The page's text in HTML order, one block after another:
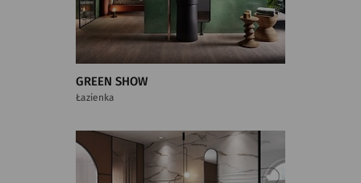
GREEN SHOW
Łazienka